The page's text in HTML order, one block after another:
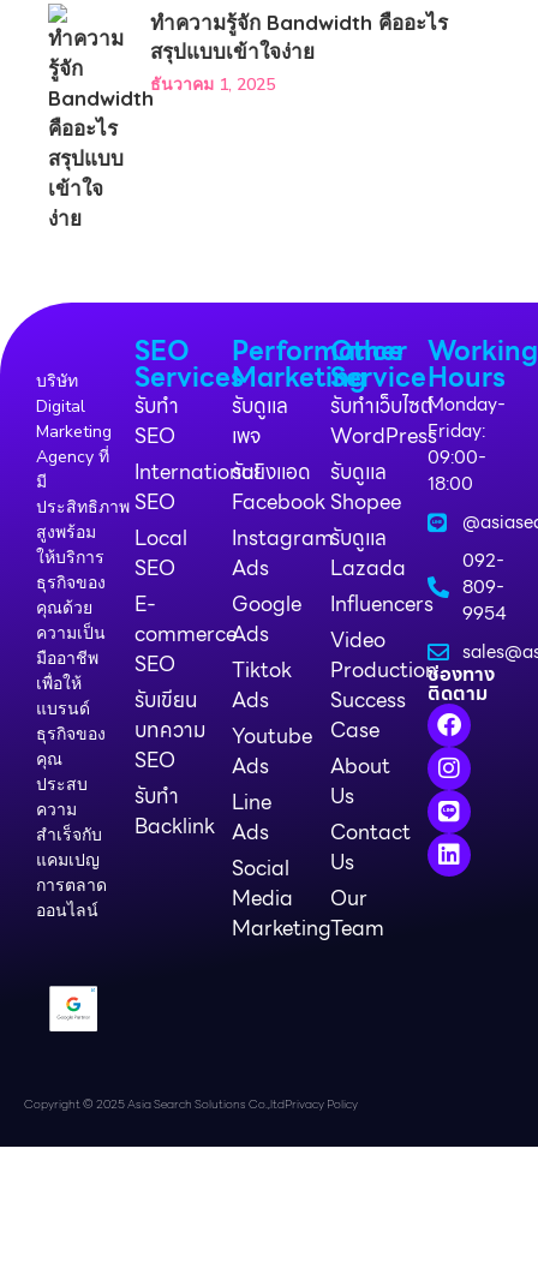
ทำความรู้จัก Bandwidth คืออะไร
สรุปแบบเข้าใจง่าย
ธันวาคม 1, 2025
บริษัท
Digital
Marketing
Agency ที่
มี
ประสิทธิภาพ
สูงพร้อม
ให้บริการ
ธุรกิจของ
คุณด้วย
ความเป็น
มืออาชีพ
เพื่อให้
แบรนด์
ธุรกิจของ
คุณ
ประสบ
ความ
สำเร็จกับ
แคมเปญ
การตลาด
ออนไลน์
SEO
Services
รับทำ
SEO
International
SEO
Local
SEO
E-
commerce
SEO
รับเขียน
บทความ
SEO
รับทำ
Backlink
Performance
Marketing
รับดูแล
เพจ
รับยิงแอด
Facebook
Instagram
Ads
Google
Ads
Tiktok
Ads
Youtube
Ads
Line
Ads
Social
Media
Marketing
Other
Service
รับทำเว็บไซต์
WordPress
รับดูแล
Shopee
รับดูแล
Lazada
Influencers
Video
Production
Success
Case
About
Us
Contact
Us
Our
Team
Working
Hours
Monday-
Friday:
09:00-
18:00
092-
809-
9954
ช่องทาง
ติดตาม
Copyright © 2025 Asia Search Solutions Co.,ltdPrivacy Policy